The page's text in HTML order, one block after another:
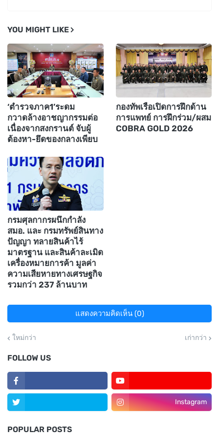
YOU MIGHT LIKE
‘ตำรวจภาค1’ระดม
กวาดล้างอาชญากรรมต่อ
เนื่องจากสงกรานต์ จับผู้
ต้องหา-ยึดของกลางเพียบ
กองทัพเรือเปิดการฝึกด้าน
การแพทย์ การฝึกร่วม/ผสม
COBRA GOLD 2026
กรมศุลกากรผนึกกำลัง
สมอ. และ กรมทรัพย์สินทาง
ปัญญา ทลายสินค้าไร้
มาตรฐาน และสินค้าละเมิด
เครื่องหมายการค้า มูลค่า
ความเสียหายทางเศรษฐกิจ
รวมกว่า 237 ล้านบาท
แสดงความคิดเห็น (0)
ใหม่กว่า เก่ากว่า
FOLLOW US
Instagram
POPULAR POSTS